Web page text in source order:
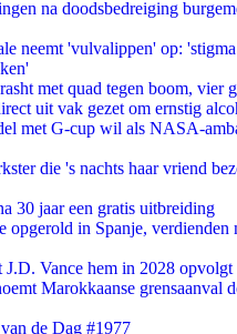
na doodsbedreiging
neemt 'vulvalippen' op:
met quad tegen boom, vier
uit vak gezet om ernstig
met G-cup wil als NASA-
die 's nachts haar vriend
30 jaar een gratis uitbreiding
opgerold in Spanje, verdienden
Vance hem in 2028 opvolgt
Marokkaanse grensaanval
de Dag #1977